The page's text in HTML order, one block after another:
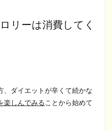
リーは消費してく
、ダイエットが辛くて続かな
楽しんでみることから始めて